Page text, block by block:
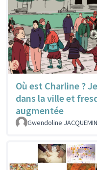
Où est Charline ?
dans la ville et
augmentée
Gwendoline JACQUEMIN